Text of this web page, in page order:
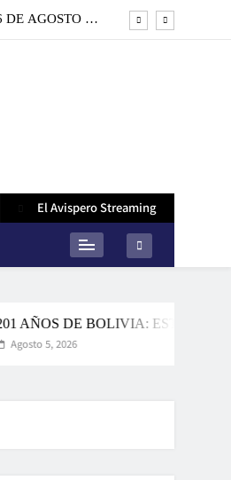
AGOSTO EN
PALMASOLA
LARA CON EL
Y EMPLEO SON
PRIORIDAD
PALMASOLA
El Avispero Streaming
DE BOLIVIA: ESTE ES EL
2026